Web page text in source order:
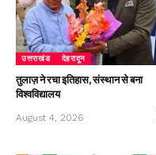
उत्तराखंड देहरादून
तुलाज़ ने रचा इतिहास, संस्थान से बना
विश्वविद्यालय
August 4, 2026